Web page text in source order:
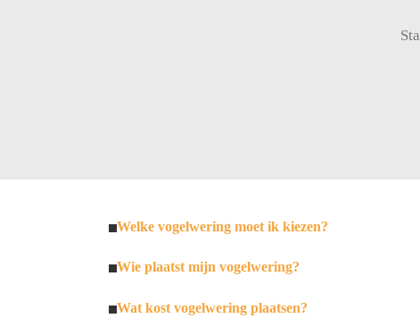
Welke vogelwering moet ik kiezen?
Wie plaatst mijn vogelwering?
Wat kost vogelwering plaatsen?